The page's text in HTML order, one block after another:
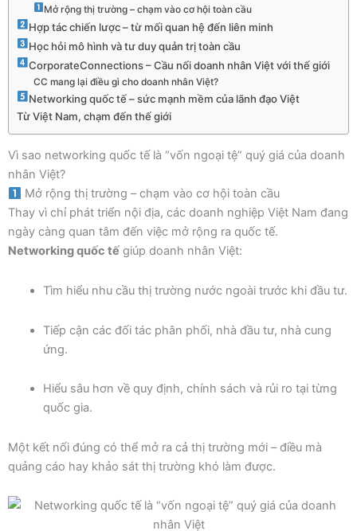
Mở rộng thị trường – chạm vào cơ hội toàn cầu
Hợp tác chiến lược – từ mối quan hệ đến liên minh
Học hỏi mô hình và tư duy quản trị toàn cầu
CorporateConnections – Cầu nối doanh nhân Việt với thế giới
CC mang lại điều gì cho doanh nhân Việt?
Networking quốc tế – sức mạnh mềm của lãnh đạo Việt
Từ Việt Nam, chạm đến thế giới
Vì sao networking quốc tế là “vốn ngoại tệ” quý giá của doanh
nhân Việt?
Mở rộng thị trường – chạm vào cơ hội toàn cầu
Thay vì chỉ phát triển nội địa, các doanh nghiệp Việt Nam đang
ngày càng quan tâm đến việc mở rộng ra quốc tế.
Networking quốc tế giúp doanh nhân Việt:
Tìm hiểu nhu cầu thị trường nước ngoài trước khi đầu tư.
Tiếp cận các đối tác phân phối, nhà đầu tư, nhà cung
ứng.
Hiểu sâu hơn về quy định, chính sách và rủi ro tại từng
quốc gia.
Một kết nối đúng có thể mở ra cả thị trường mới – điều mà
quảng cáo hay khảo sát thị trường khó làm được.